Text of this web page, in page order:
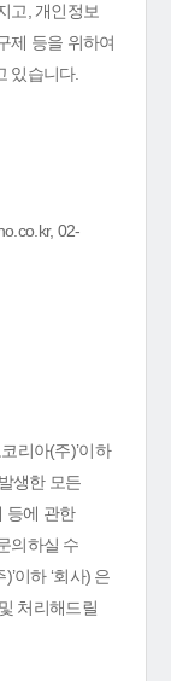
고, 개인정보
제 등을 위하여
있습니다.
02-
리아(주)’이하
생한 모든
등에 관한
의하실 수
이하 ‘회사) 은
처리해드릴